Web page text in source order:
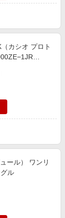
カシオ プロト
ール） ワンリ
ル